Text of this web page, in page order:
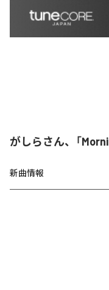
がしらさん、「
新曲情報